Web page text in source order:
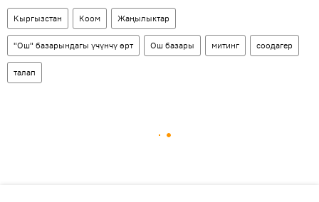
Кыргызстан Коом Жаңылыктар
"Ош" базарындагы үчүнчү өрт Ош базары митинг соодагер
талап